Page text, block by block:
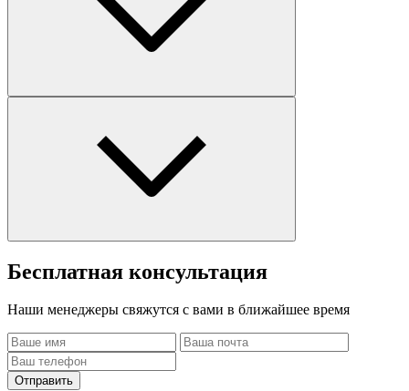
Бесплатная консультация
Наши менеджеры свяжутся с вами в ближайшее время
Отправить